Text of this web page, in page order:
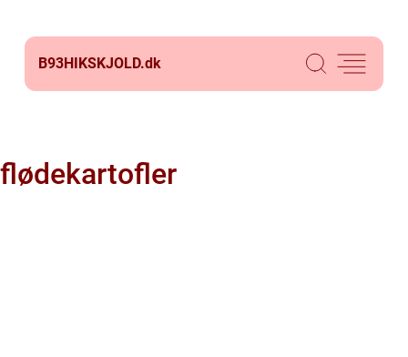
B93HIKSKJOLD.dk
flødekartofler